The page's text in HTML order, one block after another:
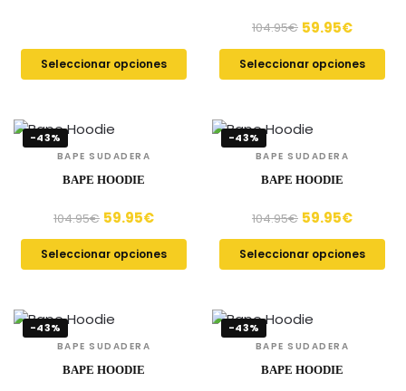
Seleccionar opciones
104.95€ 59.95€
Seleccionar opciones
-43%
BAPE SUDADERA
BAPE HOODIE
104.95€ 59.95€
Seleccionar opciones
-43%
BAPE SUDADERA
BAPE HOODIE
104.95€ 59.95€
Seleccionar opciones
-43%
BAPE SUDADERA
BAPE HOODIE
-43%
BAPE SUDADERA
BAPE HOODIE